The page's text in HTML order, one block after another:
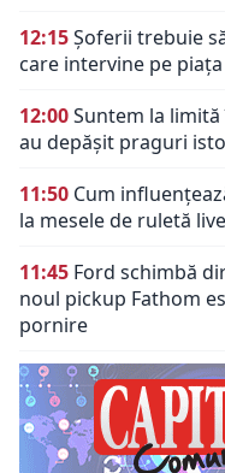
12:15Șoferii trebuie
care intervine pe
12:00Suntem la
au depășit praguri
11:50 Cum
la mesele de ruletă live
11:45 Ford schimbă
noul pickup Fathom
pornire